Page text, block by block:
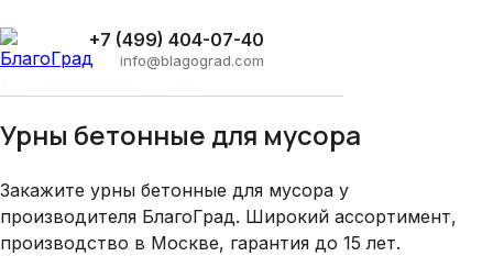
+7 (499) 404-07-40
info@blagograd.com
Производство
Урны бетонные для мусора
Закажите урны бетонные для мусора у
производителя БлагоГрад. Широкий ассортимент,
производство в Москве, гарантия до 15 лет.